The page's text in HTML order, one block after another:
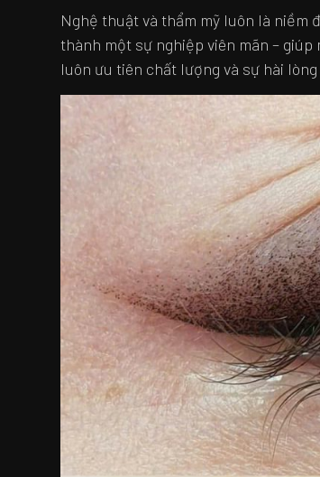
Nghệ thuật và thẩm mỹ luôn là niềm
thành một sự nghiệp viên mãn –
luôn ưu tiên chất lượng và sự hài